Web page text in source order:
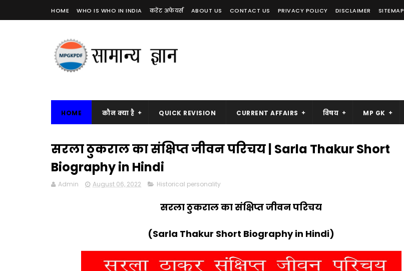
HOME WHO IS WHO IN INDIA करेंट अफेयर्स ABOUT US CONTACT US PRIVACY POLICY DISCLAIMER SITEMAP
HOME कौन क्या है QUICK REVISION CURRENT AFFAIRS विषय MP GK
सरला ठुकराल का संक्षिप्त जीवन परिचय | Sarla Thakur Short
Biography in Hindi
Admin August 06, 2022 Historical personality
सरला ठुकराल का संक्षिप्त जीवन परिचय
(Sarla Thakur Short Biography in Hindi)